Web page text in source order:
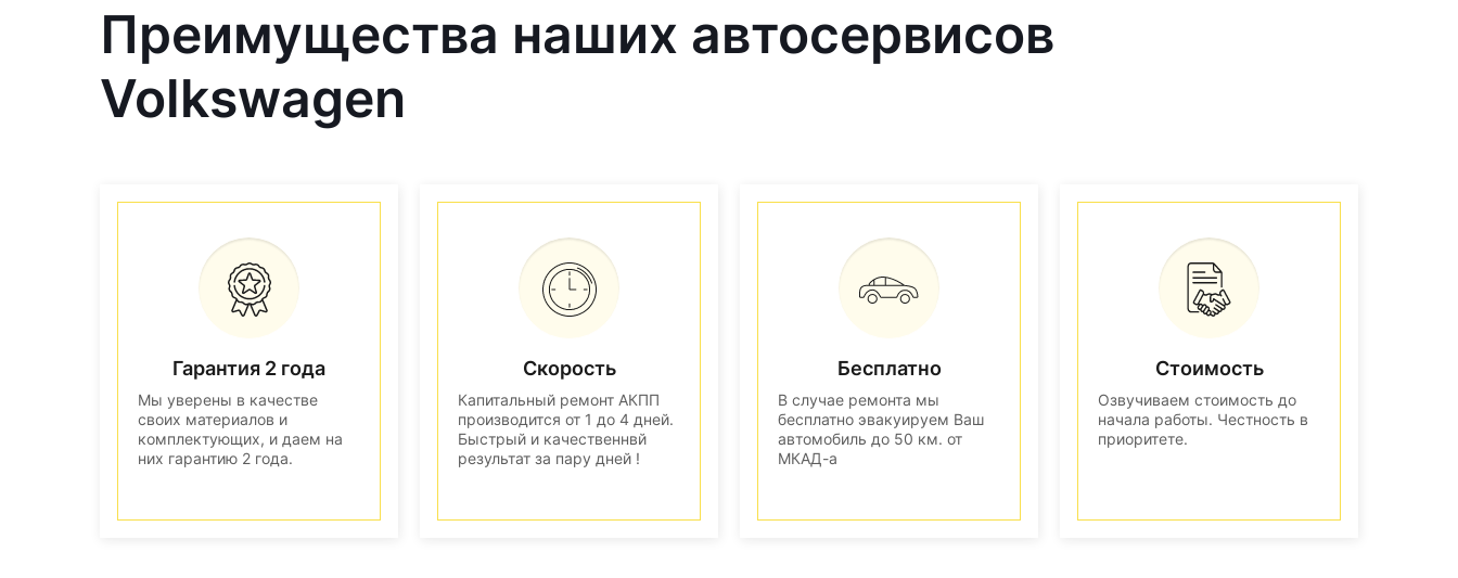
Преимущества наших автосервисов
Volkswagen
Гарантия 2 года
Мы уверены в качестве
своих материалов и
комплектующих, и даем на
них гарантию 2 года.
Скорость
Капитальный ремонт АКПП
производится от 1 до 4 дней.
Быстрый и качественнвй
результат за пару дней !
Бесплатно
В случае ремонта мы
бесплатно эвакуируем Ваш
автомобиль до 50 км. от
МКАД-а
Стоимость
Озвучиваем стоимость до
начала работы. Честность в
приоритете.